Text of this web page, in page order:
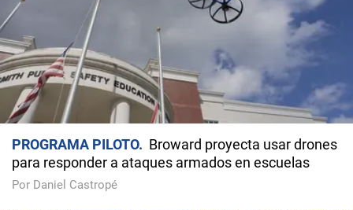
PROGRAMA PILOTO
Broward proyecta usar drones
para responder a ataques armados en escuelas
Por Daniel Castropé